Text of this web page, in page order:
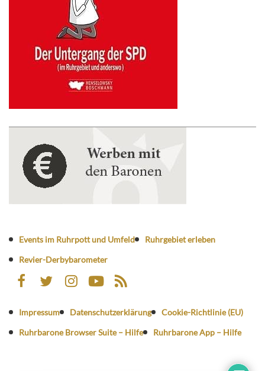
Events im Ruhrpott und Umfeld
Ruhrgebiet erleben
Revier-Derbybarometer
Impressum Datenschutzerklärung
Cookie-Richtlinie (EU)
Ruhrbarone Browser Suite – Hilfe
Ruhrbarone App – Hilfe